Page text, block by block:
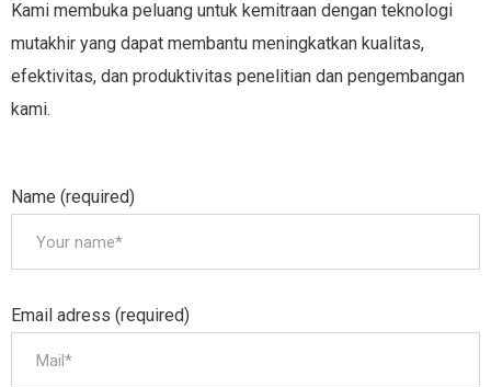
Kami membuka peluang untuk kemitraan dengan teknologi
mutakhir yang dapat membantu meningkatkan kualitas,
efektivitas, dan produktivitas penelitian dan pengembangan
kami.
Name (required)
Email adress (required)